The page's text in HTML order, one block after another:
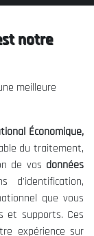
ce
notre
meilleure
Économique,
du traitement,
de vos données
d'identification,
que vous
et supports. Ces
expérience sur